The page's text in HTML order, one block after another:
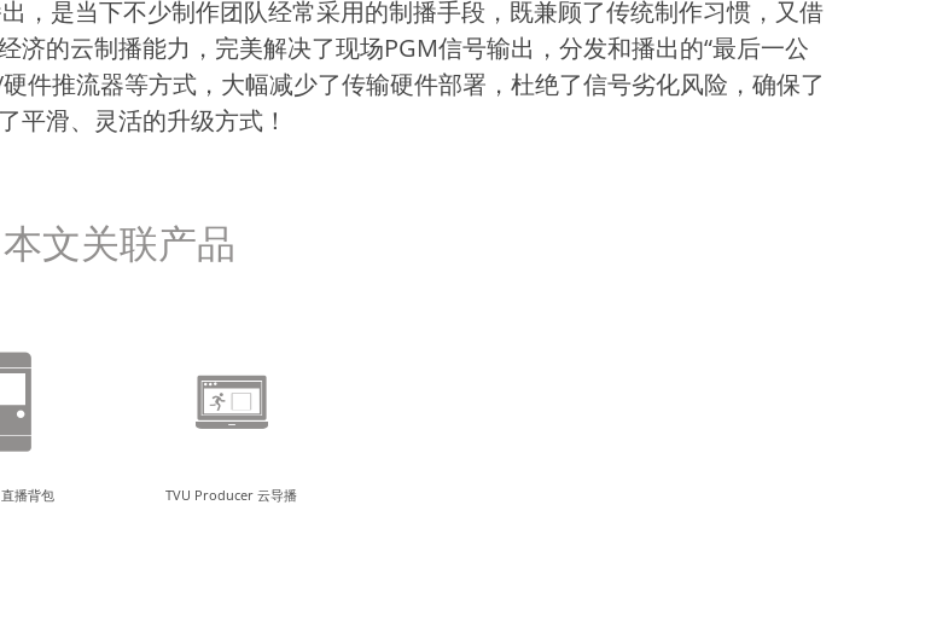
，是当下不少制作团队经常采用的制播手段，既兼顾了传统制作习惯，又借
的云制播能力，完美解决了现场PGM信号输出，分发和播出的“最后一公
件推流器等方式，大幅减少了传输硬件部署，杜绝了信号劣化风险，确保了
平滑、灵活的升级方式！
本文关联产品
播背包 TVU Producer 云导播